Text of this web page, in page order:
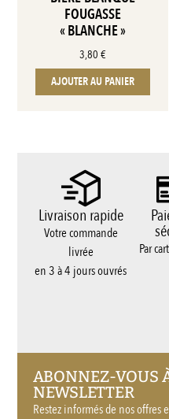
FOUGASSE
« BLANCHE »
3,80€
AJOUTER AU PANIER
Livraison rapide
Votre commande
livrée
en 3 à 4 jours ouvrés
Par
ABONNEZ-VOUS
NEWSLETTER
Restez informés de nos offres